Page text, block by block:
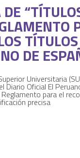
DE
Universitaria
Diario Oficial El
para el
precisa